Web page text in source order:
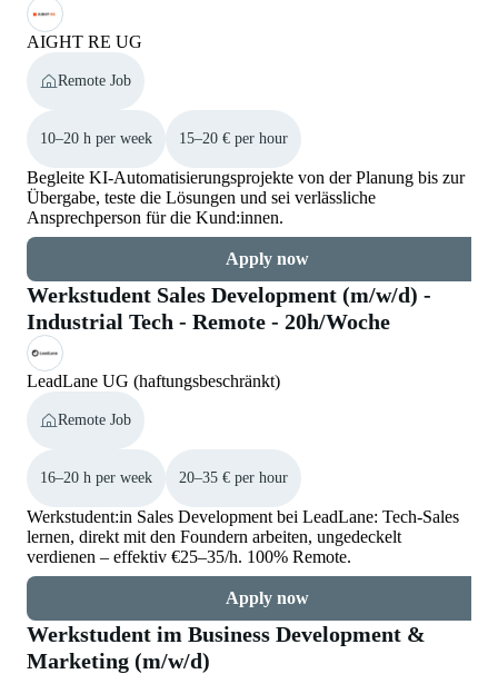
AIGHT RE UG
Remote Job
10–20 h per week 15–20 € per hour
Begleite KI-Automatisierungsprojekte von der Planung bis zur
Übergabe, teste die Lösungen und sei verlässliche
Ansprechperson für die Kund:innen.
Apply now
Werkstudent Sales Development (m/w/d) -
Industrial Tech - Remote - 20h/Woche
LeadLane UG (haftungsbeschränkt)
Remote Job
16–20 h per week 20–35 € per hour
Werkstudent:in Sales Development bei LeadLane: Tech-Sales
lernen, direkt mit den Foundern arbeiten, ungedeckelt
verdienen – effektiv €25–35/h. 100% Remote.
Apply now
Werkstudent im Business Development &
Marketing (m/w/d)